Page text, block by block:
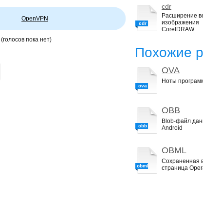
OpenVPN
(голосов пока нет)
cdr
cdr
Расширение
изображения
CorelDRAW.
Похожие
ova
OVA
Ноты
obb
OBB
Blob-файл
Android
obml
OBML
Сохраненная
страница